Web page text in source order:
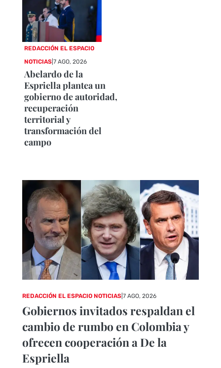
REDACCIÓN EL ESPACIO
NOTICIAS |7 AGO, 2026
Abelardo de la
Espriella plantea un
gobierno de autoridad,
recuperación
territorial y
transformación del
campo
REDACCIÓN EL ESPACIO NOTICIAS| 7 AGO, 2026
Gobiernos invitados respaldan el
cambio de rumbo en Colombia y
ofrecen cooperación a De la
Espriella